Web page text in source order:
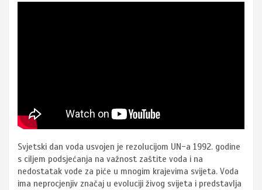
Svjetski dan voda usvojen je rezolucijom UN-a 1992. godine
s ciljem podsjećanja na važnost zaštite voda i na
nedostatak vode za piće u mnogim krajevima svijeta. Voda
ima neprocjenjiv značaj u evoluciji živog svijeta i predstavlja